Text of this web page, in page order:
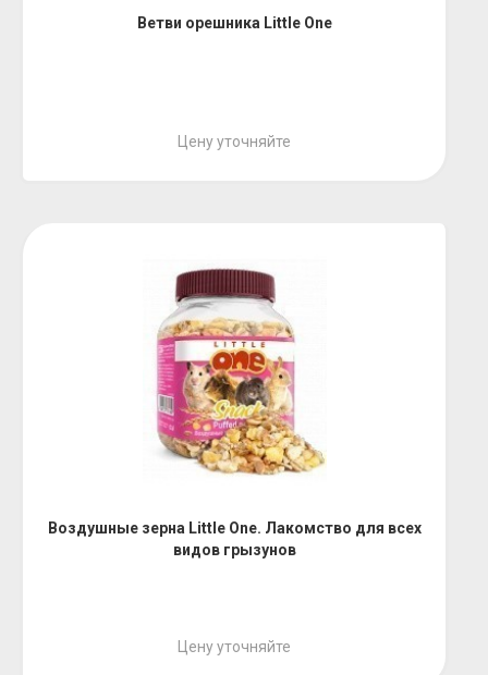
Ветви орешника Little One
Цену уточняйте
Воздушные зерна Little One. Лакомство для всех
видов грызунов
Цену уточняйте